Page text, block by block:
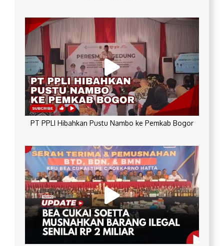
PT PPLI Hibahkan Pustu Nambo ke Pemkab Bogor